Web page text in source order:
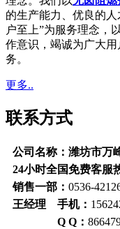
的生产能力、优良的
户至上”为服务理念，
作意识，竭诚为广大
务。
更多..
联系方式
公司名称：潍坊市万
24小时全国免费客服
销售一部： 0536-
王经理 手机：
Q Q：